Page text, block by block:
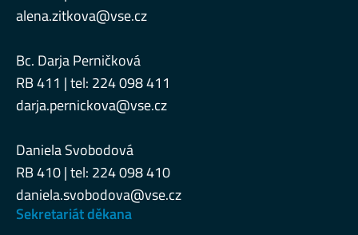
alena.zitkova@vse.cz
Bc. Darja Perničková
RB 411 | tel: 224 098 411
darja.pernickova@vse.cz
Daniela Svobodová
RB 410 | tel: 224 098 410
daniela.svobodova@vse.cz
Sekretariát děkana